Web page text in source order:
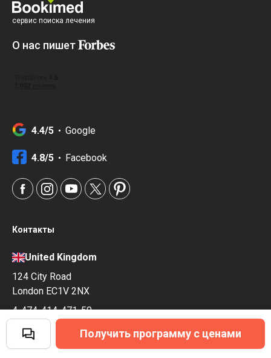
Получить программу с ценами
сервис поиска лечения
О нас пишет
4.4/5 Google
4.8/5 Facebook
Контакты
United Kingdom
124 City Road
London EC1V 2NX
4-474-414-471-50
Ukraine
Polova Street 21